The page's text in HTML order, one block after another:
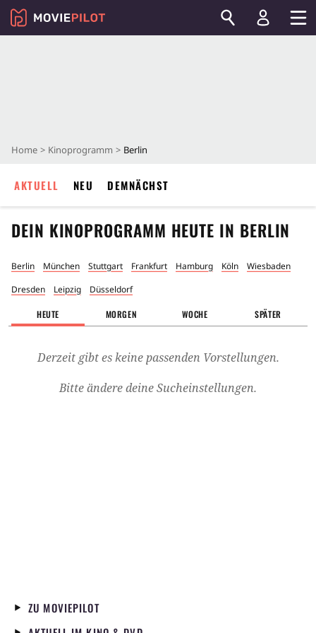
Home Kinoprogramm Berlin
AKTUELL NEU DEMNÄCHST
DEIN KINOPROGRAMM HEUTE IN BERLIN
Berlin München Stuttgart Frankfurt Hamburg Köln
Wiesbaden
Dresden
Leipzig Düsseldorf
HEUTE MORGEN WOCHE SPÄTER
Derzeit gibt es keine passenden Vorstellungen.
Bitte ändere deine Sucheinstellungen.
ZU MOVIEPILOT